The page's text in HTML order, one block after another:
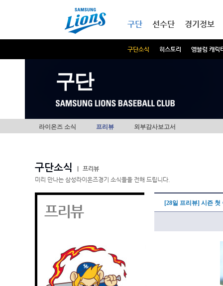
구단
구단소식 히스토리 엠블럼 캐릭
선수단 경기정보
구단
라이온즈 소식 프리뷰 외부감사보고서
구단소식
프리뷰
미리 만나는 삼성라이온즈경기 소식들을 전해 드립니다.
프리뷰 [28일 프리뷰] 시즌